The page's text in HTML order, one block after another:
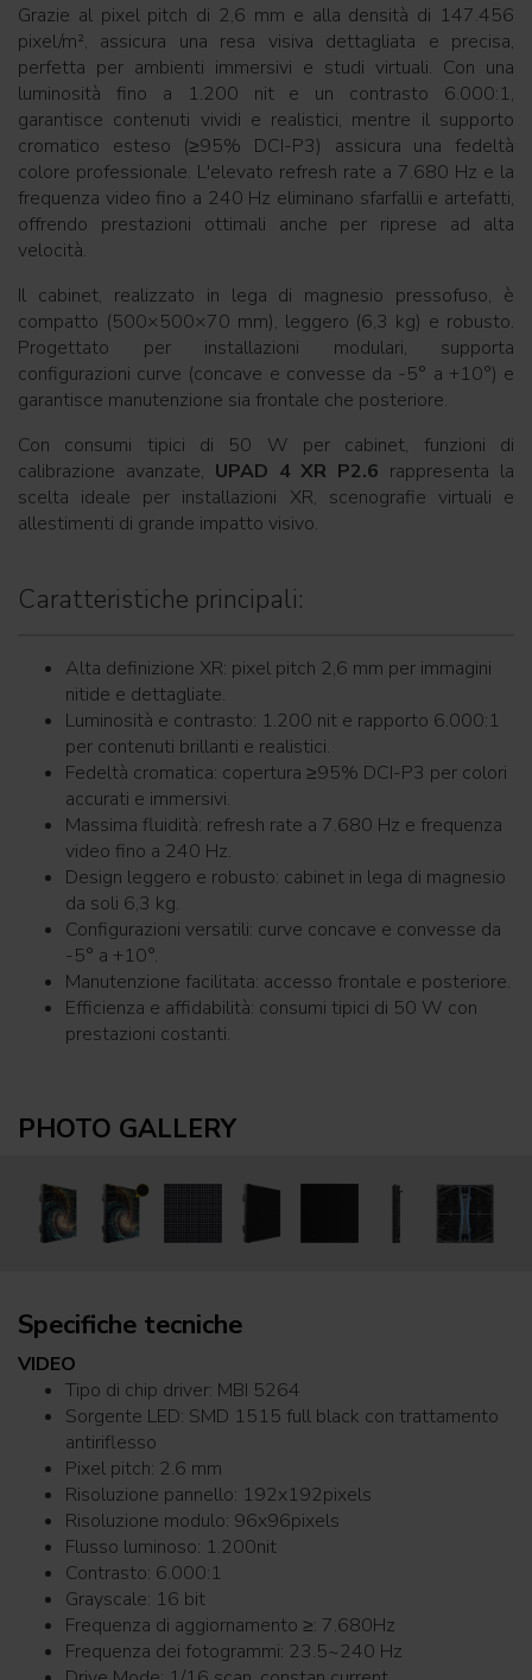
Grazie al pixel pitch di 2,6 mm e alla densità di 147.456
pixel/m², assicura una resa visiva dettagliata e precisa,
perfetta per ambienti immersivi e studi virtuali. Con una
luminosità fino a 1.200 nit e un contrasto 6.000:1,
garantisce contenuti vividi e realistici, mentre il supporto
cromatico esteso (≥95% DCI-P3) assicura una fedeltà
colore professionale. L'elevato refresh rate a 7.680 Hz e la
frequenza video fino a 240 Hz eliminano sfarfallii e artefatti,
offrendo prestazioni ottimali anche per riprese ad alta
velocità.
Il cabinet, realizzato in lega di magnesio pressofuso, è
compatto (500×500×70 mm), leggero (6,3 kg) e robusto.
Progettato per installazioni modulari, supporta
configurazioni curve (concave e convesse da -5° a +10°) e
garantisce manutenzione sia frontale che posteriore.
Con consumi tipici di 50 W per cabinet, funzioni di
calibrazione avanzate, UPAD 4 XR P2.6 rappresenta la
scelta ideale per installazioni XR, scenografie virtuali e
allestimenti di grande impatto visivo.
Caratteristiche principali:
Alta definizione XR: pixel pitch 2,6 mm per immagini
nitide e dettagliate.
Luminosità e contrasto: 1.200 nit e rapporto 6.000:1
per contenuti brillanti e realistici.
Fedeltà cromatica: copertura ≥95% DCI-P3 per colori
accurati e immersivi.
Massima fluidità: refresh rate a 7.680 Hz e frequenza
video fino a 240 Hz.
Design leggero e robusto: cabinet in lega di magnesio
da soli 6,3 kg.
Configurazioni versatili: curve concave e convesse da
-5° a +10°.
Manutenzione facilitata: accesso frontale e posteriore.
Efficienza e affidabilità: consumi tipici di 50 W con
prestazioni costanti.
PHOTO GALLERY
Specifiche tecniche
VIDEO
Tipo di chip driver: MBI 5264
Sorgente LED: SMD 1515 full black con trattamento
antiriflesso
Pixel pitch: 2.6 mm
Risoluzione pannello: 192x192pixels
Risoluzione modulo: 96x96pixels
Flusso luminoso: 1.200nit
Contrasto: 6.000:1
Grayscale: 16 bit
Frequenza di aggiornamento ≥: 7.680Hz
Frequenza dei fotogrammi: 23.5~240 Hz